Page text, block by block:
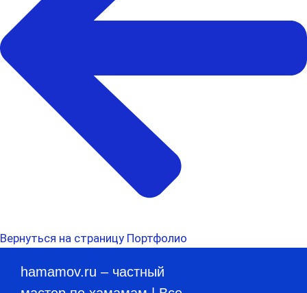
Вернуться на страницу Портфолио
hamamov.ru – частный